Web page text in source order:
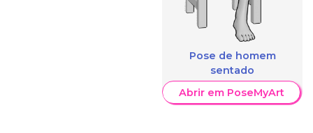
Pose de homem
sentado
Abrir em PoseMyArt